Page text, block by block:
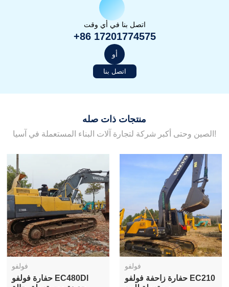
اتصل بنا في أي وقت
+86 17201774575
أو
اتصل بنا
منتجات ذات صله
الصين وحتى أكبر شركة لتجارة آلات البناء المستعملة في آسيا!
فولفو
حفارة فولفو EC480Dl
فولفو
حفارة زاحفة فولفو EC210